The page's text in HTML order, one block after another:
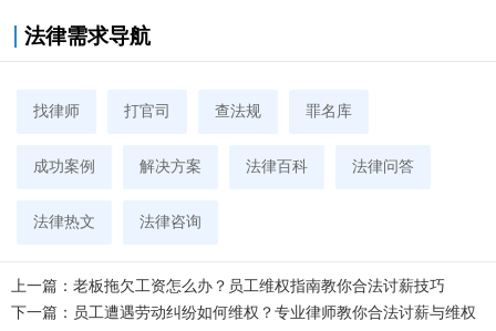
法律需求导航
找律师 打官司 查法规 罪名库
成功案例 解决方案 法律百科 法律问答
法律热文 法律咨询
上一篇： 老板拖欠工资怎么办？员工维权指南教你合法讨薪技巧
下一篇： 员工遭遇劳动纠纷如何维权？专业律师教你合法讨薪与维权